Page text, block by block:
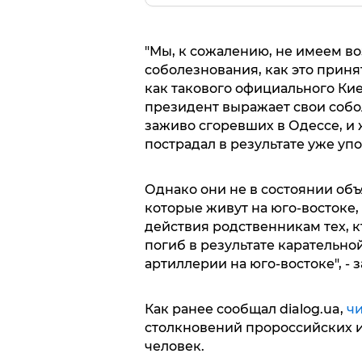
"Мы, к сожалению, не имеем
соболезнования, как это
как такового официального
президент выражает свои
заживо сгоревших в Одессе, и
пострадал в результате уже
Однако они не в состоянии
которые живут на юго-
действия родственникам тех,
погиб в результате
артиллерии на юго-востоке", -
Как ранее сообщал dialog.ua,
столкновений пророссийских
человек.